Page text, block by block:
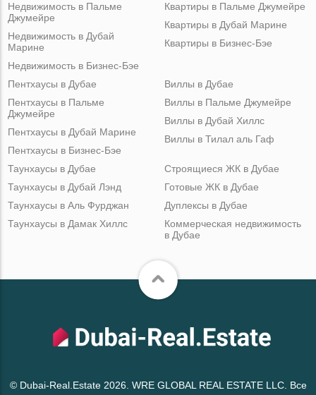
Недвижимость в Пальме
Джумейре
Недвижимость в Дубай
Марине
Недвижимость в Бизнес-Бэе
Квартиры в Пальме Джумейре
Квартиры в Дубай Марине
Квартиры в Бизнес-Бэе
Пентхаусы в Дубае
Пентхаусы в Пальме
Джумейре
Пентхаусы в Дубай Марине
Пентхаусы в Бизнес-Бэе
Виллы в Дубае
Виллы в Пальме Джумейре
Виллы в Дубай Хиллс
Виллы в Тилал аль Гаф
Таунхаусы в Дубае
Таунхаусы в Дубай Лэнд
Таунхаусы в Аль Фурджан
Таунхаусы в Дамак Хиллс
Строящиеся ЖК в Дубае
Готовые ЖК в Дубае
Дуплексы в Дубае
Коммерческая недвижимость
в Дубае
© Dubai-Real.Estate 2026. WRE GLOBAL REAL ESTATE LLC. Все